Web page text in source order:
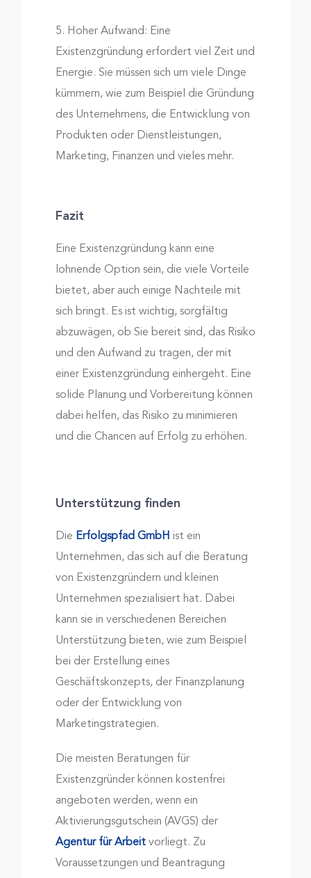
5. Hoher Aufwand: Eine
Existenzgründung erfordert viel Zeit und
Energie. Sie müssen sich um viele Dinge
kümmern, wie zum Beispiel die Gründung
des Unternehmens, die Entwicklung von
Produkten oder Dienstleistungen,
Marketing, Finanzen und vieles mehr.
Fazit
Eine Existenzgründung kann eine
lohnende Option sein, die viele Vorteile
bietet, aber auch einige Nachteile mit
sich bringt. Es ist wichtig, sorgfältig
abzuwägen, ob Sie bereit sind, das Risiko
und den Aufwand zu tragen, der mit
einer Existenzgründung einhergeht. Eine
solide Planung und Vorbereitung können
dabei helfen, das Risiko zu minimieren
und die Chancen auf Erfolg zu erhöhen.
Unterstützung finden
Die Erfolgspfad GmbH ist ein
Unternehmen, das sich auf die Beratung
von Existenzgründern und kleinen
Unternehmen spezialisiert hat. Dabei
kann sie in verschiedenen Bereichen
Unterstützung bieten, wie zum Beispiel
bei der Erstellung eines
Geschäftskonzepts, der Finanzplanung
oder der Entwicklung von
Marketingstrategien.
Die meisten Beratungen für
Existenzgründer können kostenfrei
angeboten werden, wenn ein
Aktivierungsgutschein (AVGS) der
Agentur für Arbeitvorliegt. Zu
Voraussetzungen und Beantragung